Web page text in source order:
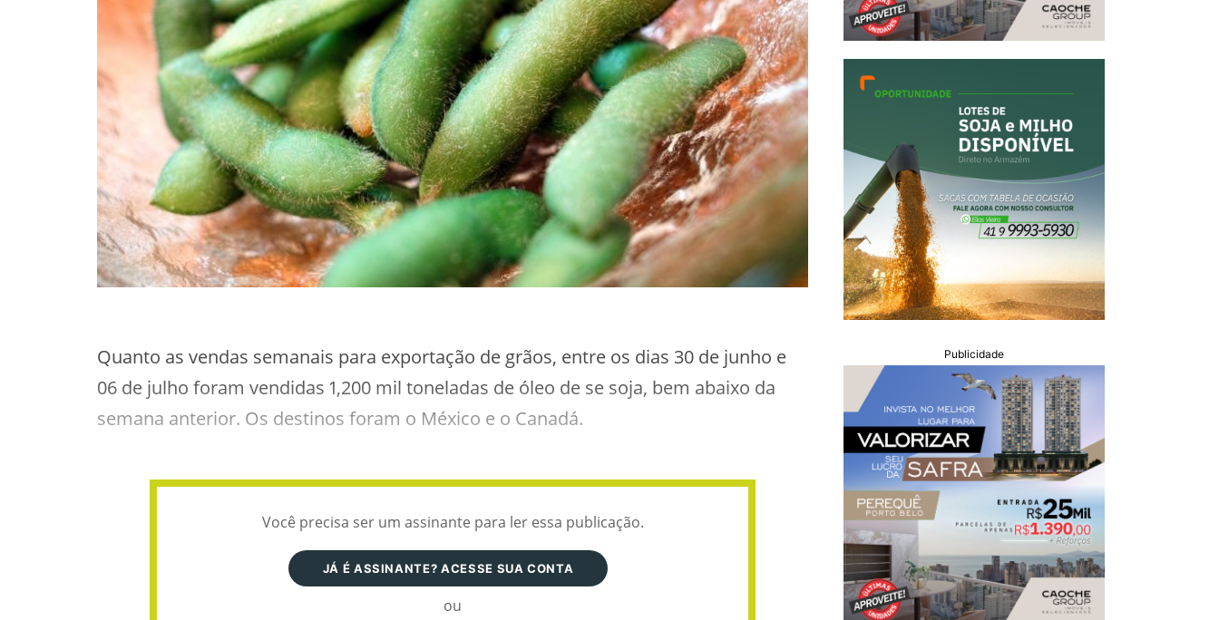
Quanto as vendas semanais para exportação de grãos, entre os dias 30 de junho e
06 de julho foram vendidas 1,200 mil toneladas de óleo de se soja, bem abaixo da
semana anterior. Os destinos foram o México e o Canadá.
Você precisa ser um assinante para ler essa publicação.
JÁ É ASSINANTE? ACESSE SUA CONTA
ou
Publicidade